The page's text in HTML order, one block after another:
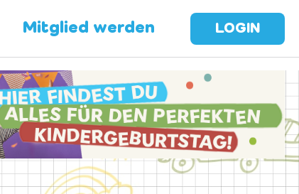
Mitglied werden LOGIN